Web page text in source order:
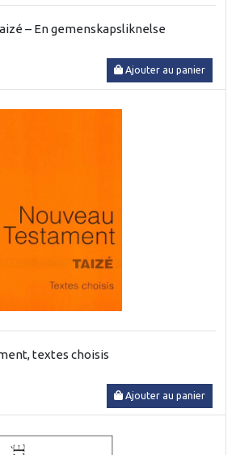
– En gemenskapsliknelse
Ajouter au panier
textes choisis
Ajouter au panier